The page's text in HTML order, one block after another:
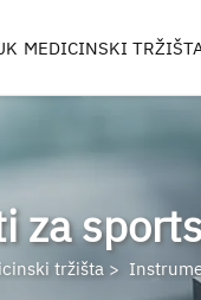
MEDICINSKI
ORTOPEDSKA
BARK
KOLJENO
RIMERI, METCI I
za
tržišta >